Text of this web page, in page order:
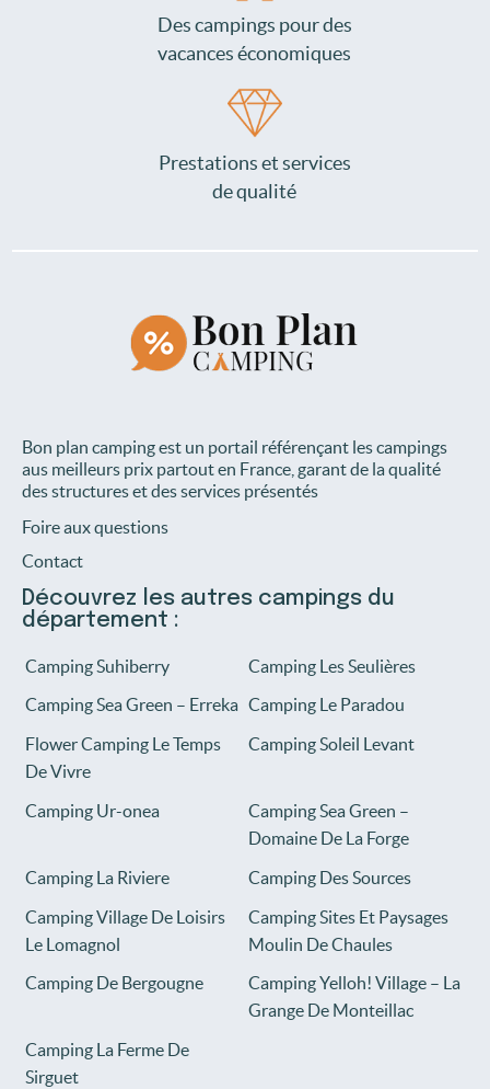
Des campings pour des
vacances économiques
Prestations et services
de qualité
Bon plan camping est un portail référençant les campings
aus meilleurs prix partout en France, garant de la qualité
des structures et des services présentés
Foire aux questions
Contact
Découvrez les autres campings du
département :
Camping Suhiberry
Camping Les Seulières
Camping Sea Green – Erreka Camping Le Paradou
Flower Camping Le Temps
De Vivre
Camping Soleil Levant
Camping Ur-onea
Camping Sea Green –
Domaine De La Forge
Camping La Riviere
Camping Des Sources
Camping Village De Loisirs
Le Lomagnol
Camping Sites Et Paysages
Moulin De Chaules
Camping De Bergougne
Camping Yelloh! Village – La
Grange De Monteillac
Camping La Ferme De
Sirguet